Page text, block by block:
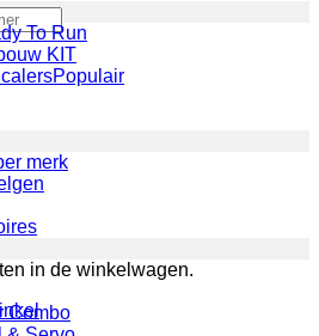
in de winkelwagen.
To Run
KIT
merk
Combo